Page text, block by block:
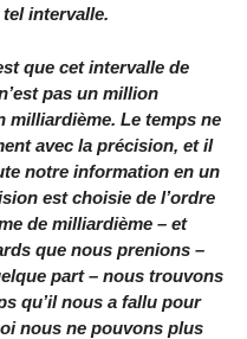
intervalle.
que cet intervalle de
pas un million
milliardième. Le temps ne
avec la précision, et il
notre information en un
est choisie de l’ordre
de milliardième – et
que nous prenions –
part – nous trouvons
qu’il nous a fallu pour
nous ne pouvons plus